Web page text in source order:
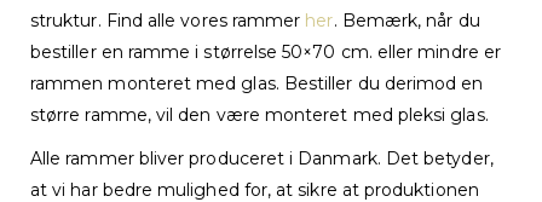
struktur. Find alle vores rammer her. Bemærk, når du
bestiller en ramme i størrelse 50×70 cm. eller mindre er
rammen monteret med glas. Bestiller du derimod en
større ramme, vil den være monteret med pleksi glas.
Alle rammer bliver produceret i Danmark. Det betyder,
at vi har bedre mulighed for, at sikre at produktionen